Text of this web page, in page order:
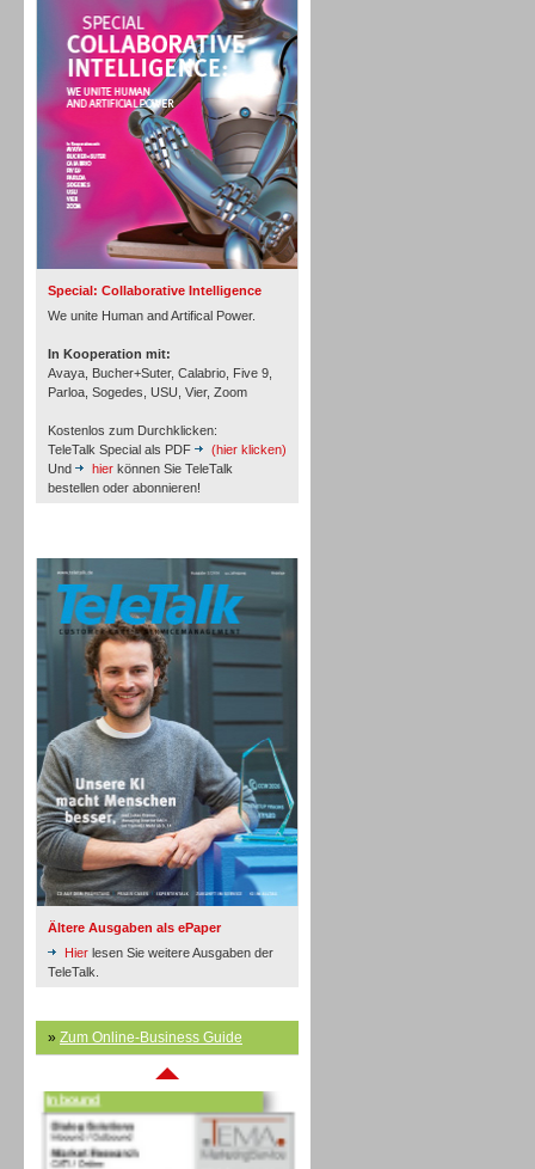
Special: Collaborative Intelligence
We unite Human and Artifical Power.
In Kooperation mit:
Avaya, Bucher+Suter, Calabrio, Five 9,
Parloa, Sogedes, USU, Vier, Zoom
Kostenlos zum Durchklicken:
TeleTalk Special als PDF
(hier klicken)
Und
hier können Sie TeleTalk
bestellen oder abonnieren!
Ältere Ausgaben als ePaper
Hier lesen Sie weitere Ausgaben der
TeleTalk.
» Zum Online-Business Guide
Personal
Inbound
Inbound
Inbound